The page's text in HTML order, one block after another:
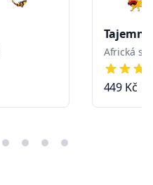
Tajemný
Africká
4 out of
449 Kč